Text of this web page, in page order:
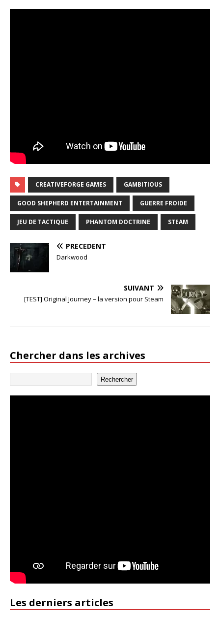
CREATIVEFORGE GAMES GAMBITIOUS
GOOD SHEPHERD ENTERTAINMENT GUERRE FROIDE
JEU DE TACTIQUE PHANTOM DOCTRINE STEAM
PRÉCÉDENT
Darkwood
SUIVANT
[TEST] Original Journey – la version pour Steam
Chercher dans les archives
Rechercher
Les derniers articles